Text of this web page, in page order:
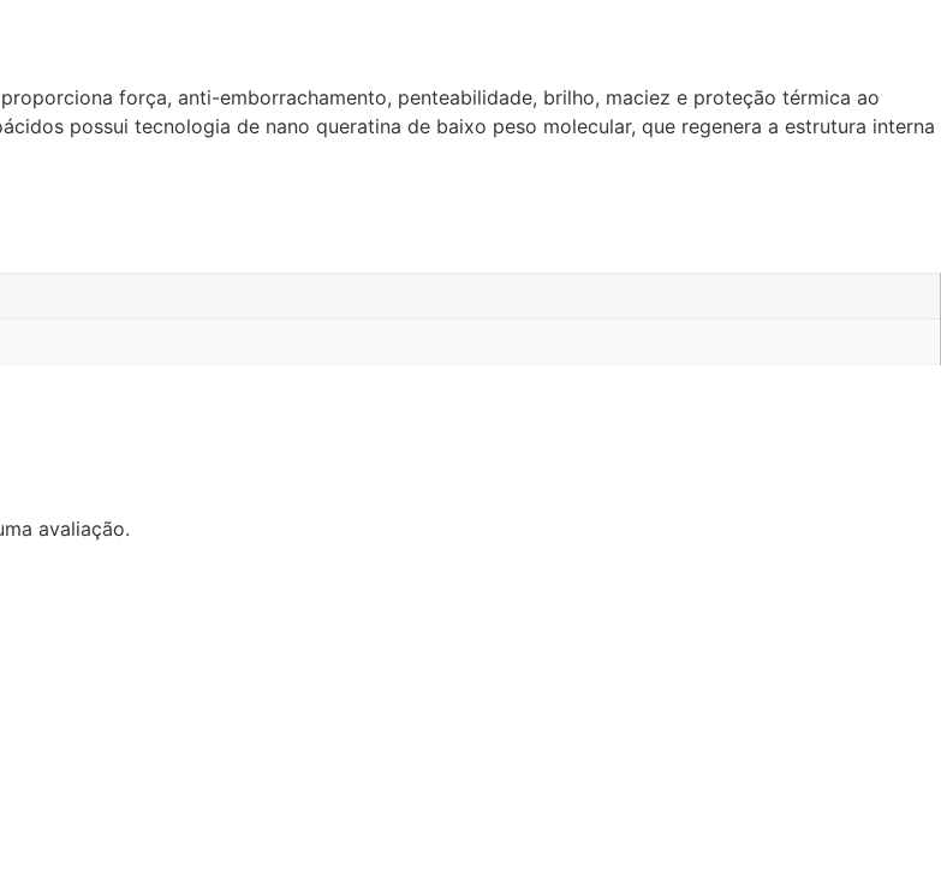
força, anti-emborrachamento, penteabilidade, brilho, maciez e proteção térmica ao
possui tecnologia de nano queratina de baixo peso molecular, que regenera a estrutura interna
avaliação.